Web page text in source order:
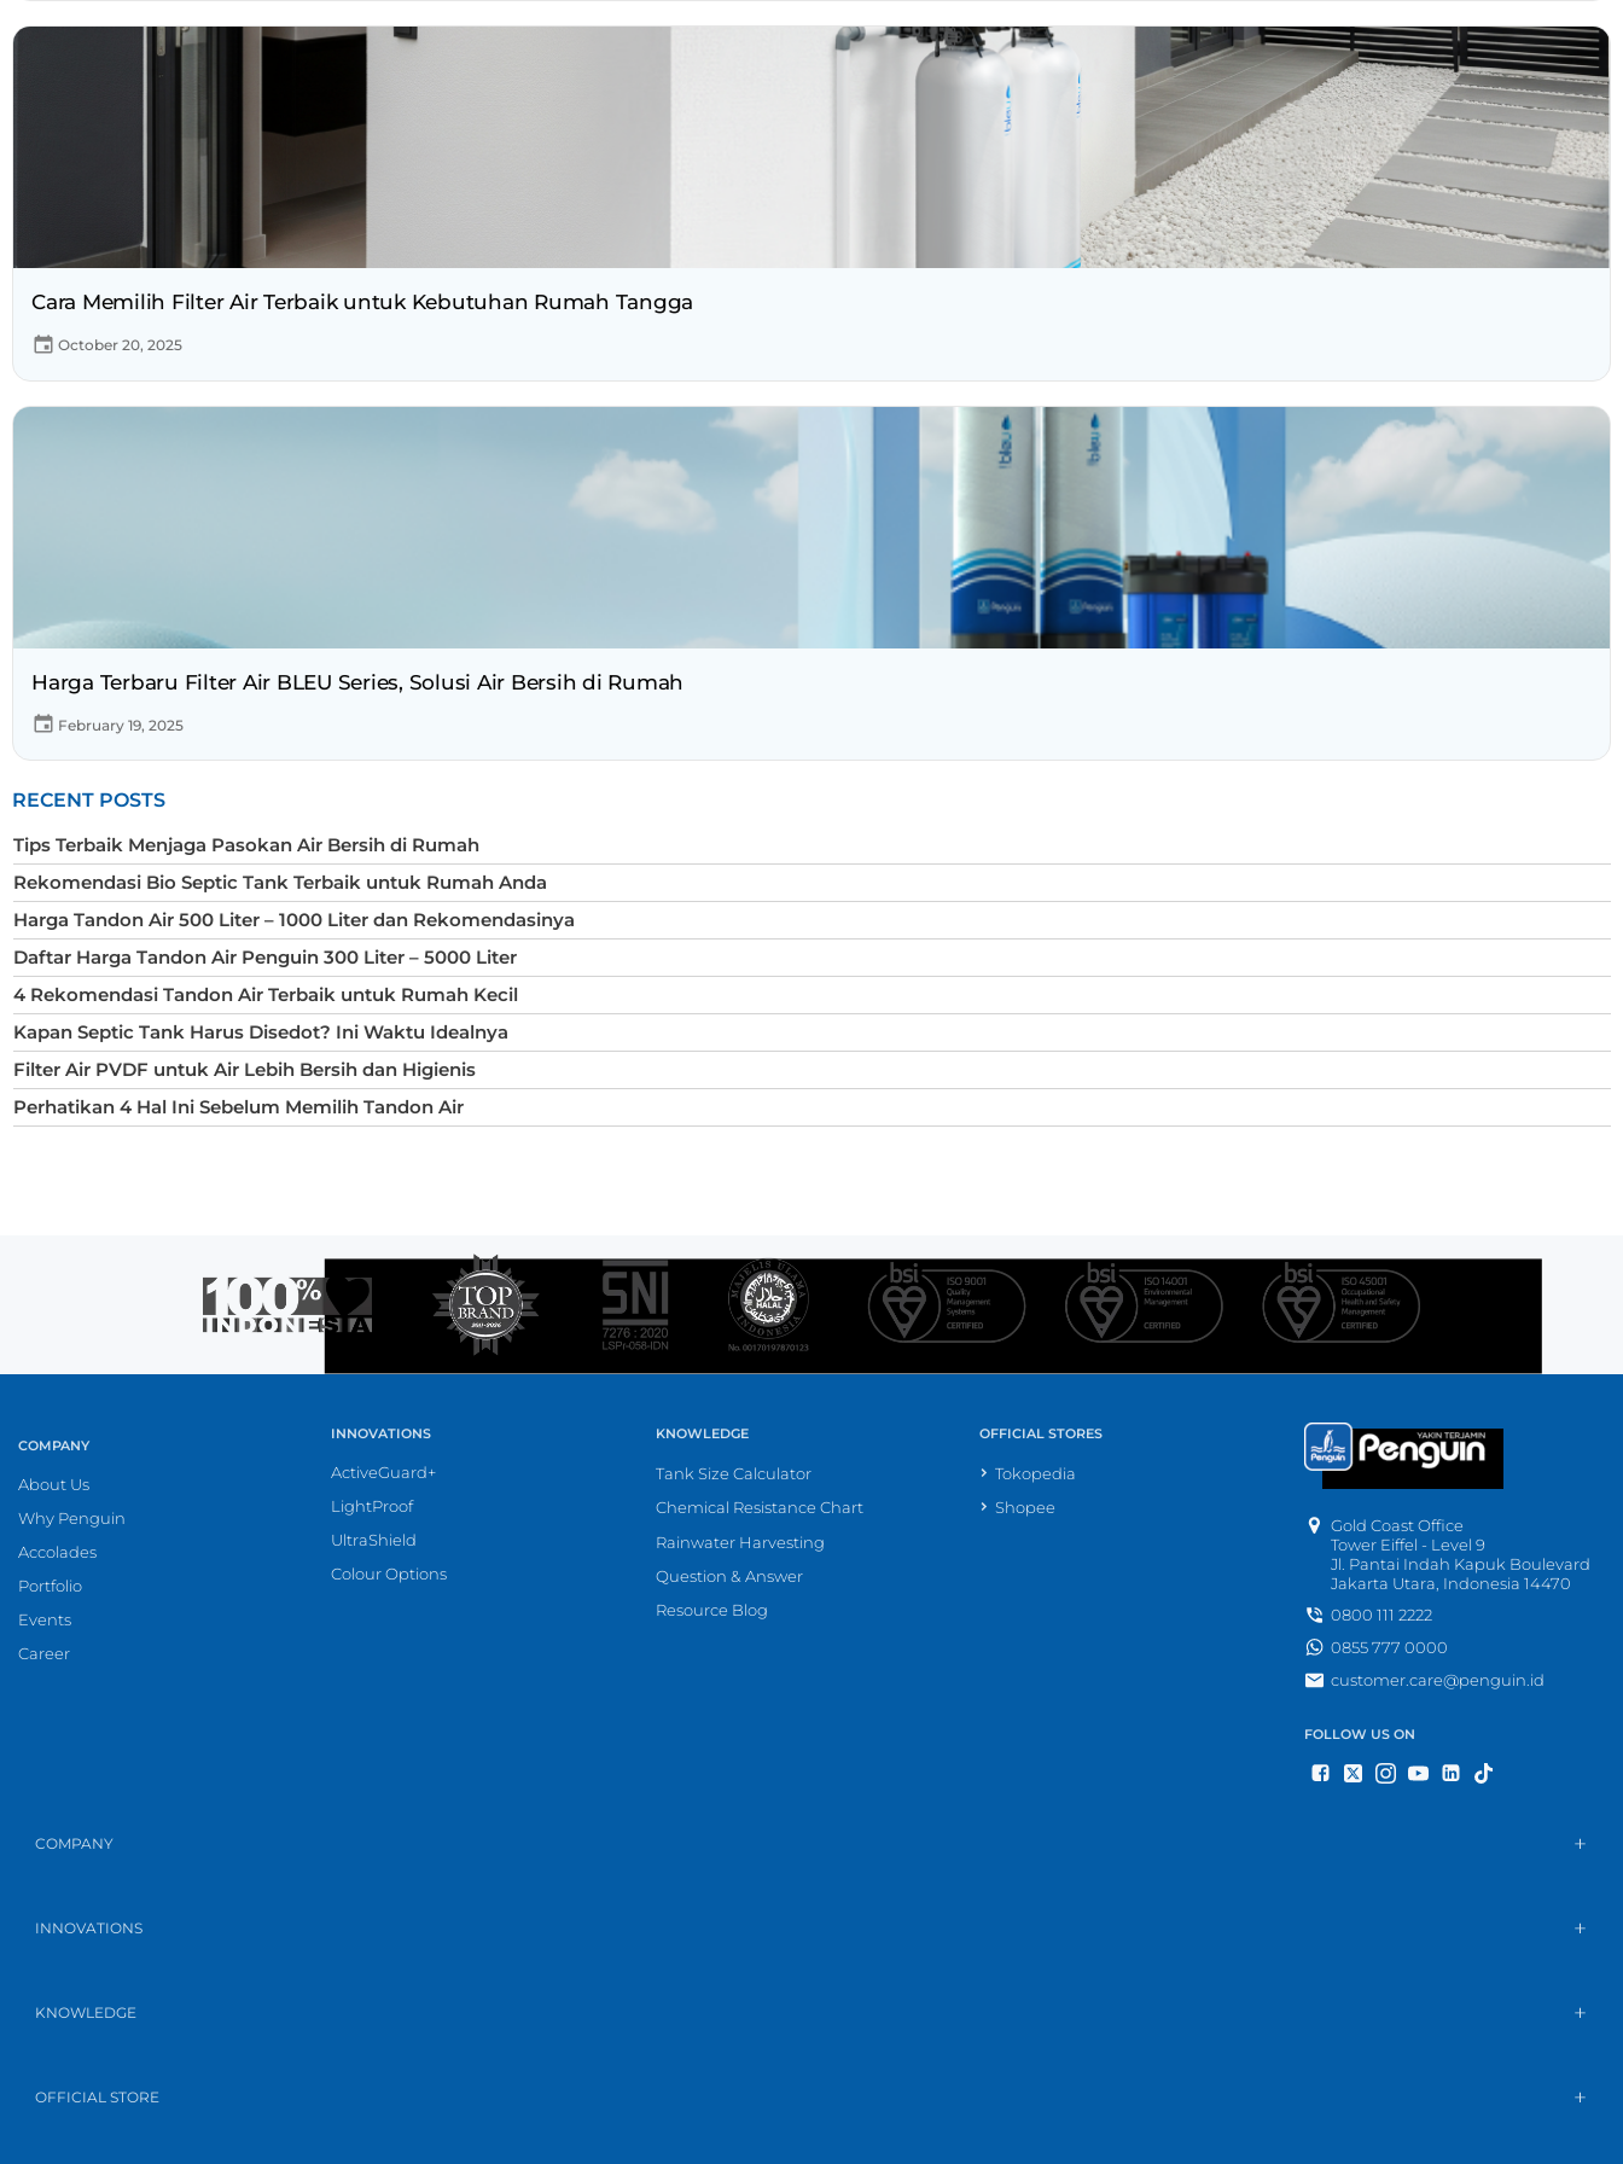
Cara Memilih Filter Air Terbaik untuk Kebutuhan Rumah Tangga
October 20, 2025
Harga Terbaru Filter Air BLEU Series, Solusi Air Bersih di Rumah
February 19, 2025
RECENT POSTS
Tips Terbaik Menjaga Pasokan Air Bersih di Rumah
Rekomendasi Bio Septic Tank Terbaik untuk Rumah Anda
Harga Tandon Air 500 Liter – 1000 Liter dan Rekomendasinya
Daftar Harga Tandon Air Penguin 300 Liter – 5000 Liter
4 Rekomendasi Tandon Air Terbaik untuk Rumah Kecil
Kapan Septic Tank Harus Disedot? Ini Waktu Idealnya
Filter Air PVDF untuk Air Lebih Bersih dan Higienis
Perhatikan 4 Hal Ini Sebelum Memilih Tandon Air
COMPANY
About Us
Why Penguin
Accolades
Portfolio
Events
Career
INNOVATIONS
ActiveGuard+
LightProof
UltraShield
Colour Options
KNOWLEDGE
Tank Size Calculator
Chemical Resistance Chart
Rainwater Harvesting
Question & Answer
Resource Blog
OFFICIAL STORES
Tokopedia
Shopee
Gold Coast Office
Tower Eiffel - Level 9
Jl. Pantai Indah Kapuk Boulevard
Jakarta Utara, Indonesia 14470
0800 111 2222
0855 777 0000
customer.care@penguin.id
FOLLOW US ON
COMPANY
INNOVATIONS
KNOWLEDGE
OFFICIAL STORE